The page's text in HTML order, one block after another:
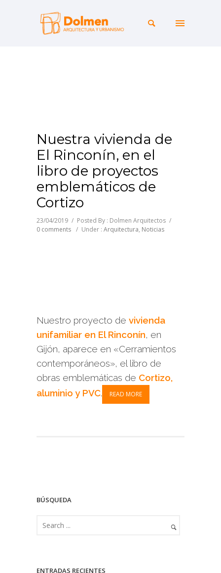
Nuestra vivienda de
El Rinconín, en el
libro de proyectos
emblemáticos de
Cortizo
23/04/2019 / Posted By : Dolmen Arquitectos /
0 comments / Under : Arquitectura, Noticias
Nuestro proyecto de vivienda
unifamiliar en El Rinconín, en
Gijón, aparece en «Cerramientos
contemporáneos», el libro de
obras emblemáticas de Cortizo,
aluminio y PVC. READ MORE
BÚSQUEDA
ENTRADAS RECIENTES